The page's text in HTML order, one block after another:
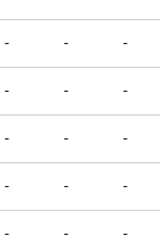
- - -
- - -
- - -
- - -
- - -